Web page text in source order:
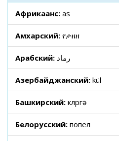
Африкаанс: as
Амхарский: የታዘዘ
Арабский: رماد
Азербайджанский: kül
Башкирский: көлөргә
Белорусский: попел